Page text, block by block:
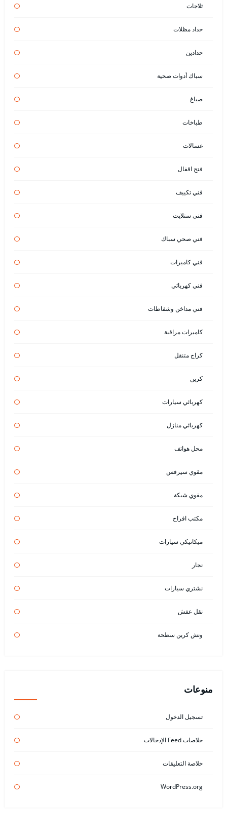
ثلاجات
حداد مظلات
حدادين
سباك أدوات صحية
صباغ
طباخات
غسالات
فتح اقفال
فني تكييف
فني ستلايت
فني صحي سباك
فني كاميرات
فني كهربائي
فني مداخن وشفاطات
كاميرات مراقبة
كراج متنقل
كرين
كهربائي سيارات
كهربائي منازل
محل هواتف
مقوي سيرفس
مقوي شبكة
مكتب افراح
ميكانيكي سيارات
نجار
نشتري سيارات
نقل عفش
ونش كرين سطحة
منوعات
تسجيل الدخول
خلاصات Feed الإدخالات
خلاصة التعليقات
WordPress.org